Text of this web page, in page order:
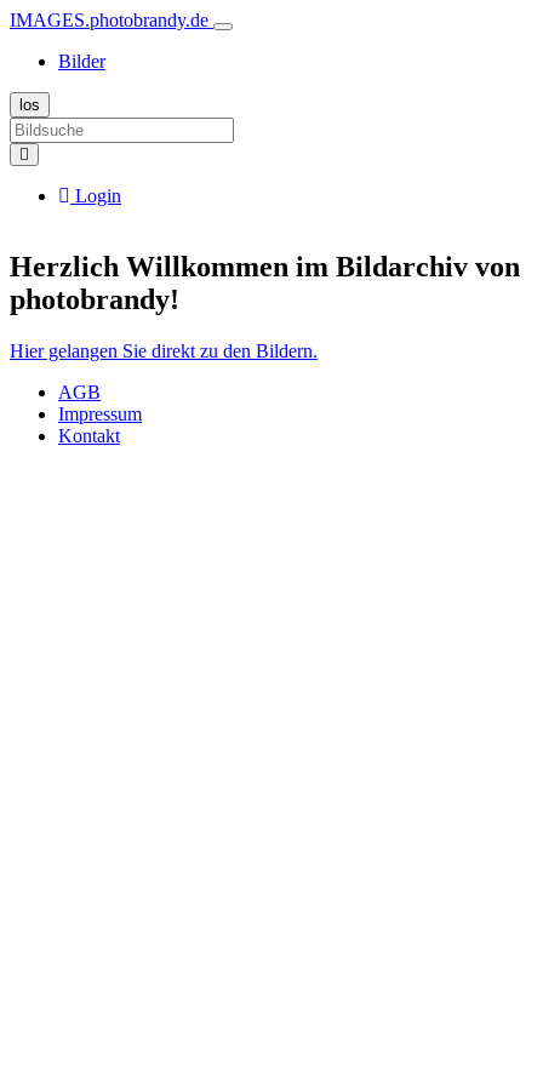
IMAGES.photobrandy.de
Bilder
Login
Herzlich Willkommen im Bildarchiv von
photobrandy!
Hier gelangen Sie direkt zu den Bildern.
AGB
Impressum
Kontakt